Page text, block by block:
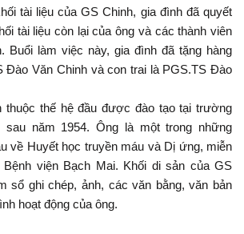
tài liệu của GS Chinh, gia đình đã quyết
tài liệu còn lại của ông và các thành viên
Buổi làm việc này, gia đình đã tặng hàng
Đào Văn Chinh và con trai là PGS.TS Đào
thuộc thế hệ đầu được đào tạo tại trường
năm 1954. Ông là một trong những
về Huyết học truyền máu và Dị ứng, miễn
viện Bạch Mai. Khối di sản của GS
sổ ghi chép, ảnh, các văn bằng, văn bản
hoạt động của ông.